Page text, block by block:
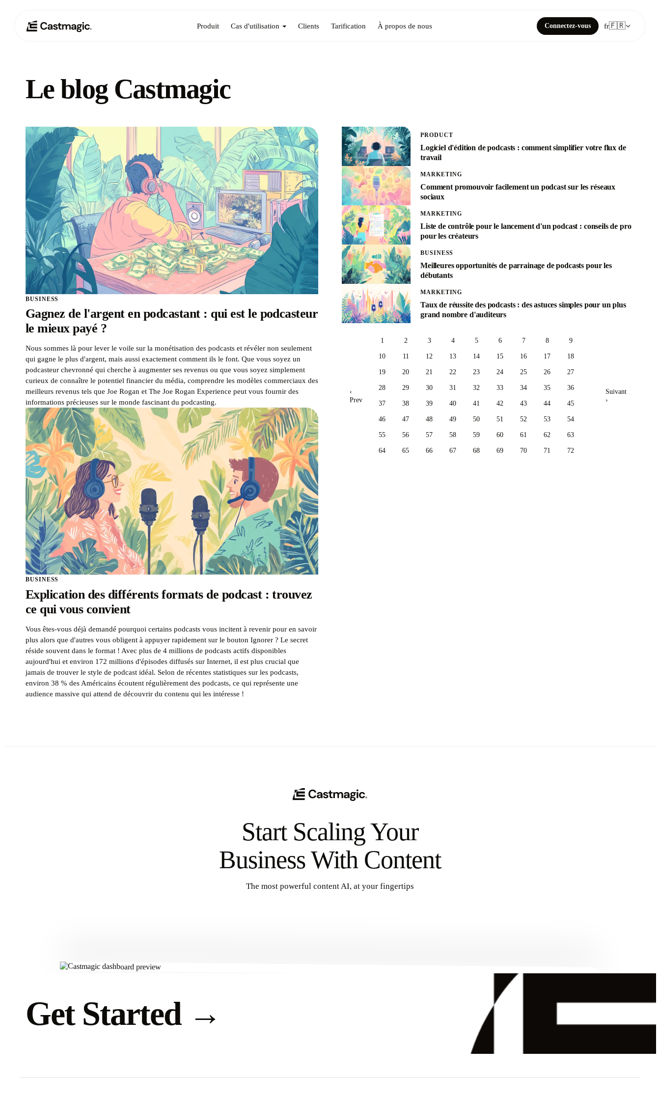
Produit Cas d'utilisation Clients Tarification À propos de nous Connectez-vous fr🇫🇷
Le blog Castmagic
BUSINESS
Gagnez de l'argent en podcastant : qui est le podcasteur
le mieux payé ?
Nous sommes là pour lever le voile sur la monétisation des podcasts et révéler non seulement
qui gagne le plus d'argent, mais aussi exactement comment ils le font. Que vous soyez un
podcasteur chevronné qui cherche à augmenter ses revenus ou que vous soyez simplement
curieux de connaître le potentiel financier du média, comprendre les modèles commerciaux des
meilleurs revenus tels que Joe Rogan et The Joe Rogan Experience peut vous fournir des
informations précieuses sur le monde fascinant du podcasting.
BUSINESS
Explication des différents formats de podcast : trouvez
ce qui vous convient
Vous êtes-vous déjà demandé pourquoi certains podcasts vous incitent à revenir pour en savoir
plus alors que d'autres vous obligent à appuyer rapidement sur le bouton Ignorer ? Le secret
réside souvent dans le format ! Avec plus de 4 millions de podcasts actifs disponibles
aujourd'hui et environ 172 millions d'épisodes diffusés sur Internet, il est plus crucial que
jamais de trouver le style de podcast idéal. Selon de récentes statistiques sur les podcasts,
environ 38 % des Américains écoutent régulièrement des podcasts, ce qui représente une
audience massive qui attend de découvrir du contenu qui les intéresse !
PRODUCT
Logiciel d'édition de podcasts : comment simplifier votre flux de
travail
MARKETING
Comment promouvoir facilement un podcast sur les réseaux
sociaux
MARKETING
Liste de contrôle pour le lancement d'un podcast : conseils de pro
pour les créateurs
BUSINESS
Meilleures opportunités de parrainage de podcasts pour les
débutants
MARKETING
Taux de réussite des podcasts : des astuces simples pour un plus
grand nombre d'auditeurs
‹
Prev
1 2 3 4 5 6 7 8 9
10 11 12 13 14 15 16 17 18
19 20 21 22 23 24 25 26 27
28 29 30 31 32 33 34 35 36
37 38 39 40 41 42 43 44 45
46 47 48 49 50 51 52 53 54
55 56 57 58 59 60 61 62 63
64 65 66 67 68 69 70 71 72
Suivant
›
Start Scaling Your
Business With Content
The most powerful content AI, at your fingertips
Get Started →